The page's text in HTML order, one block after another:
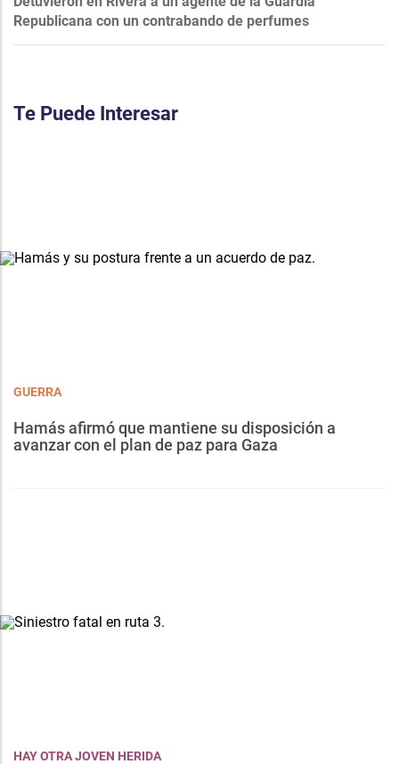
Republicana con un contrabando de perfumes
Te Puede Interesar
GUERRA
Hamás afirmó que mantiene su disposición a
avanzar con el plan de paz para Gaza
HAY OTRA JOVEN HERIDA